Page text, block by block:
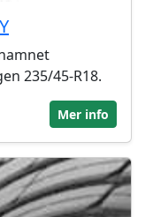
235/45-R18.
Mer info